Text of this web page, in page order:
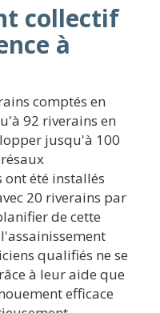
collectif
à
comptés en
92 riverains en
jusqu'à 100
été installés
20 riverains par
de cette
qualifiés ne se
à leur aide que
efficace